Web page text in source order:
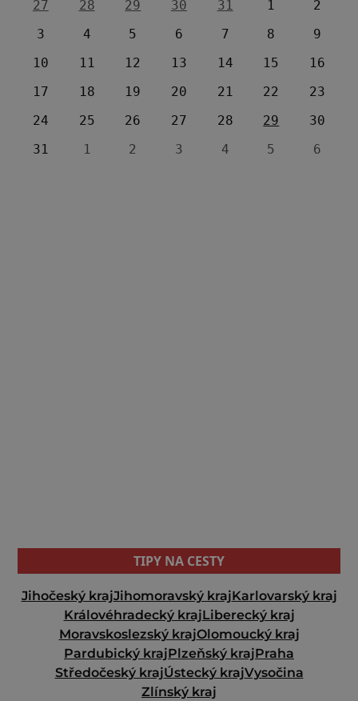
27
28 29 30 31 1
2
3
4 5 6 7 8
9
10
11 12 13 14 15
16
17
18 19 20 21 22
23
24
25 26 27 28 29
30
31
1 2 3 4 5 6
TIPY NA CESTY
Jihočeský krajJihomoravský krajKarlovarský kraj
Královéhradecký krajLiberecký kraj
Moravskoslezský krajOlomoucký kraj
Pardubický krajPlzeňský krajPraha
Středočeský krajÚstecký krajVysočina
Zlínský kraj